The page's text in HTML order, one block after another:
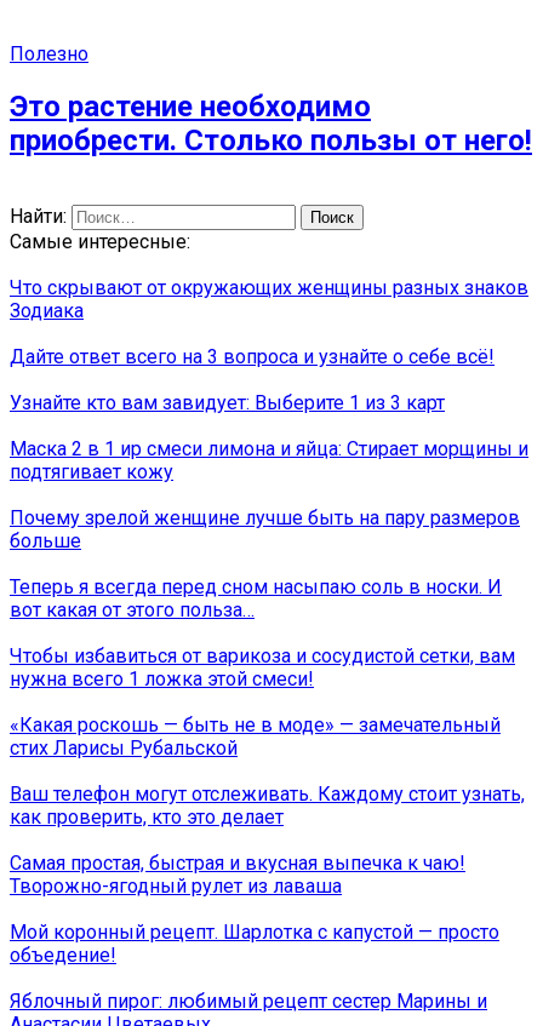
Полезно
Это растение необходимо
приобрести. Столько пользы от него!
Найти:
Самые интересные:
Что скрывают от окружающих женщины разных знаков
Зодиака
Дайте ответ всего на 3 вопроса и узнайте о себе всё!
Узнайте кто вам завидует: Выберите 1 из 3 карт
Маска 2 в 1 иp смеси лимона и яйца: Стирает морщины и
подтягивает кожу
Почему зрелой женщине лучше быть на пару размеров
больше
Теперь я всегда перед сном насыпаю соль в носки. И
вот какая от этого польза…
Чтобы избавиться от варикоза и сосудистой сетки, вам
нужна всего 1 ложка этой смеси!
«Какая роскошь — быть не в моде» — замечательный
стих Ларисы Рубальской
Ваш телефон могут отслеживать. Каждому стоит узнать,
как проверить, кто это делает
Самая простая, быстрая и вкусная выпечка к чаю!
Творожно-ягодный рулет из лаваша
Мой коронный рецепт. Шарлотка с капустой — просто
объедение!
Яблочный пирог: любимый рецепт сестер Марины и